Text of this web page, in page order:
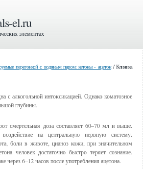
el.ru
элементах
перегонкой с водяным паром: кетоны - ацетон/ Клиника
с алкогольной интоксикацией. Однако коматозное
глубины.
смертельная доза составляет 60–70 мл и выше.
на центральную нервную систему.
боли в животе, цианоз кожи, при значительном
человек достаточно быстро теряет сознание.
через 6–12 часов после употребления ацетона.